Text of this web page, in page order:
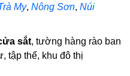
My, Nông Sơn, Núi
sắt, tường hàng rào ban
tập thể, khu đô thị